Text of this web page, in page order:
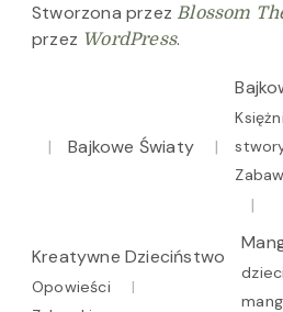
Stworzona przez Blossom
przez WordPress.
Bajkowe Światy
Kreatywne Dzieciństwo
Opowieści